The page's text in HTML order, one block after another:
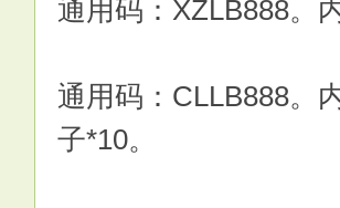
通用码：
通用码：CLLB888。
子*10。